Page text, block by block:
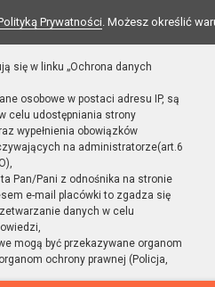
Prywatności. Możesz określić
się w linku „Ochrona danych
osobowe w postaci adresu IP, są
celu udostępniania strony
wypełnienia obowiązków
na administratorze(art.6
Pan/Pani z odnośnika na stronie
e-mail placówki to zgadza się
danych w celu
mogą być przekazywane organom
ochrony prawnej (Policja,